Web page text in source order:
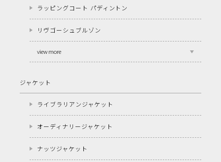
ラッピングコート パディントン
リヴゴーシュブルゾン
view more
ジャケット
ライブラリアンジャケット
オーディナリージャケット
ナッツジャケット